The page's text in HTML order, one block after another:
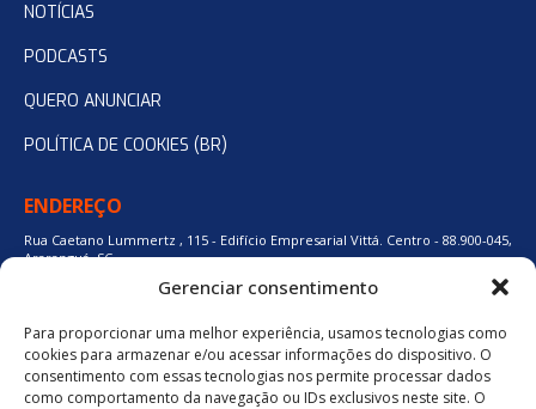
Gerenciar consentimento
Para proporcionar uma melhor experiência, usamos tecnologias como
cookies para armazenar e/ou acessar informações do dispositivo. O
consentimento com essas tecnologias nos permite processar dados
como comportamento da navegação ou IDs exclusivos neste site. O
NOTÍCIAS
PODCASTS
QUERO ANUNCIAR
POLÍTICA DE COOKIES (BR)
ENDEREÇO
Rua Caetano Lummertz , 115 - Edifício Empresarial Vittá. Centro - 88.900-045,
Araranguá, SC.
48 3524-0137